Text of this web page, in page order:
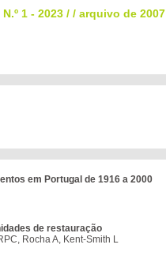
1 - 2023 / / arquivo de 2007
em Portugal de 1916 a 2000
de restauração
Rocha A, Kent-Smith L